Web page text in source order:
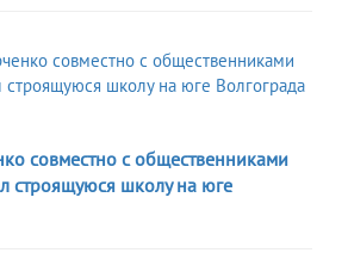
совместно с общественниками
строящуюся школу на юге